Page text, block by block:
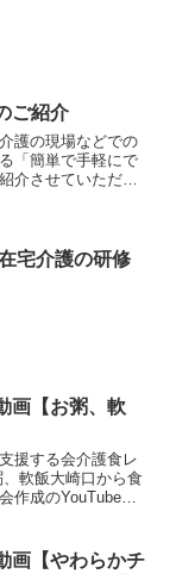
ご紹介
護の現場などでの
「簡単で手軽にで
介させていただき
宅介護の研修
画【お粥、軟
援する会介護食レ
軟飯大崎口から食
作成のYouTubeに
、軟飯の調理動画
画【やわらかチ